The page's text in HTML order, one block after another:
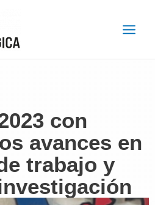
con
avances en
trabajo y